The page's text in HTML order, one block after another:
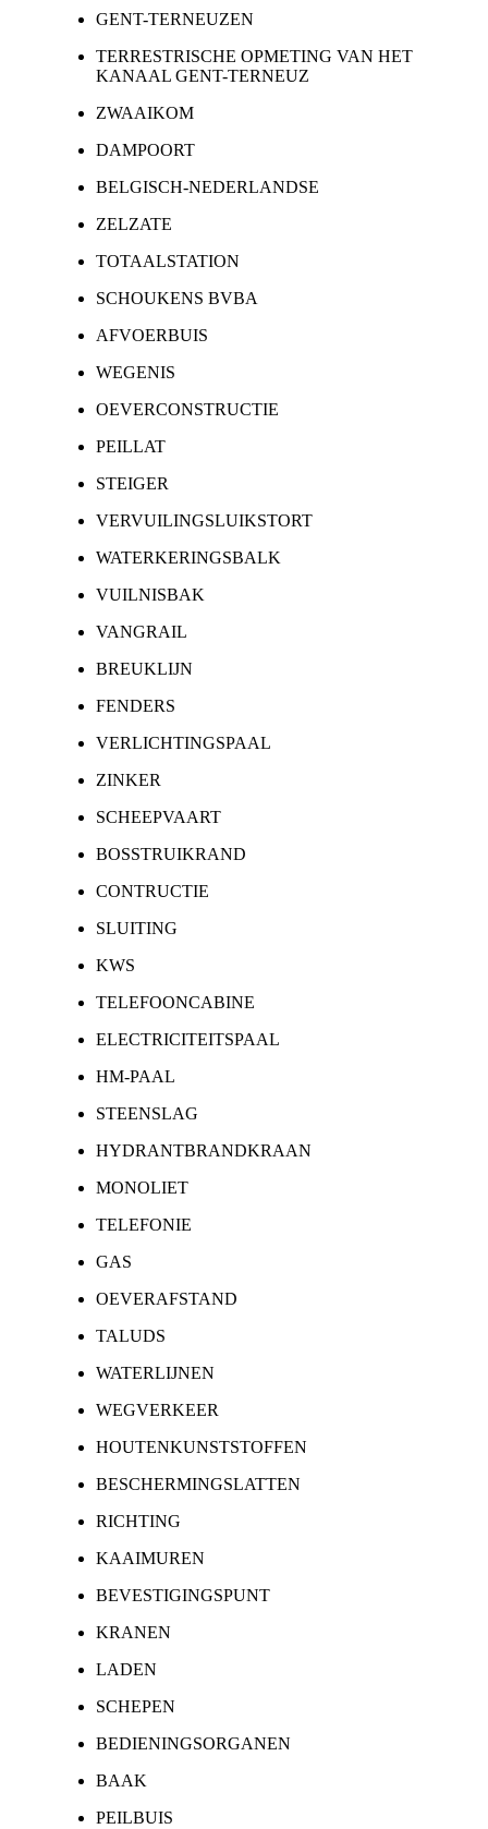
GENT-TERNEUZEN
TERRESTRISCHE OPMETING VAN HET
KANAAL GENT-TERNEUZ
ZWAAIKOM
DAMPOORT
BELGISCH-NEDERLANDSE
ZELZATE
TOTAALSTATION
SCHOUKENS BVBA
AFVOERBUIS
WEGENIS
OEVERCONSTRUCTIE
PEILLAT
STEIGER
VERVUILINGSLUIKSTORT
WATERKERINGSBALK
VUILNISBAK
VANGRAIL
BREUKLIJN
FENDERS
VERLICHTINGSPAAL
ZINKER
SCHEEPVAART
BOSSTRUIKRAND
CONTRUCTIE
SLUITING
KWS
TELEFOONCABINE
ELECTRICITEITSPAAL
HM-PAAL
STEENSLAG
HYDRANTBRANDKRAAN
MONOLIET
TELEFONIE
GAS
OEVERAFSTAND
TALUDS
WATERLIJNEN
WEGVERKEER
HOUTENKUNSTSTOFFEN
BESCHERMINGSLATTEN
RICHTING
KAAIMUREN
BEVESTIGINGSPUNT
KRANEN
LADEN
SCHEPEN
BEDIENINGSORGANEN
BAAK
PEILBUIS